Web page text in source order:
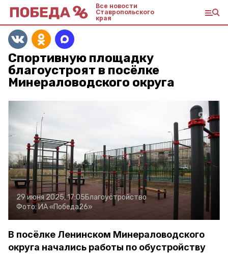
Все новости
Ставропольского
края
Спортивную площадку
благоустроят в посёлке
Минераловодского округа
29 июня 2025, 17:05Благоустройство
Фото: ИА «Победа26»
В посёлке Ленинском Минераловодского
округа начались работы по обустройству